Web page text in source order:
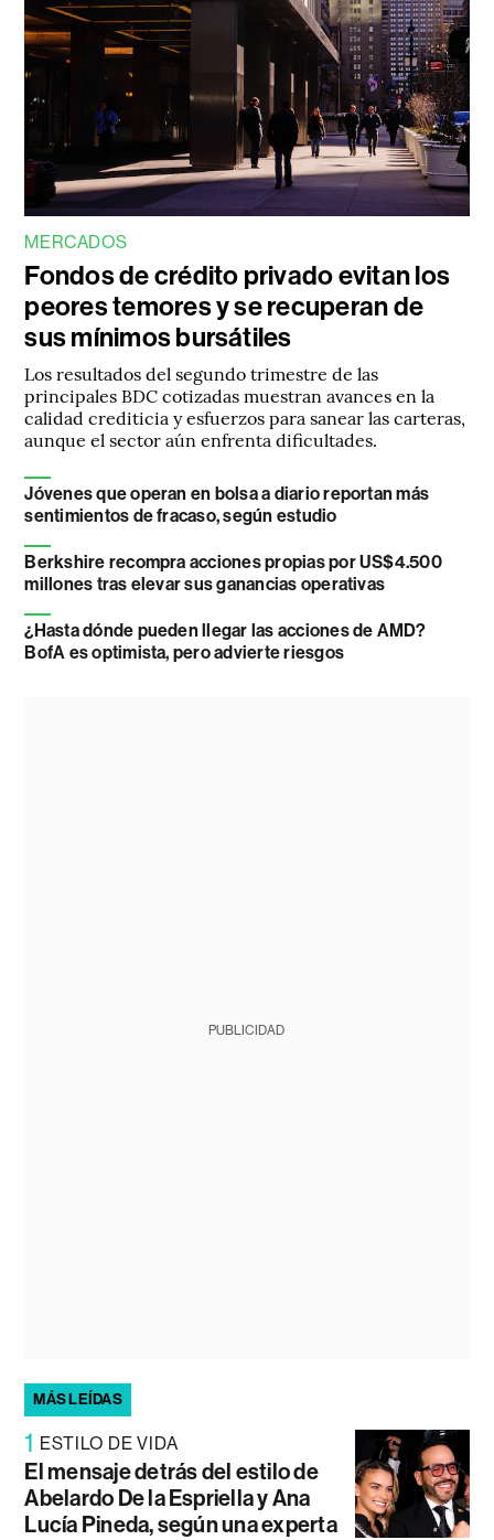
MERCADOS
Fondos de crédito privado evitan los
peores temores y se recuperan de
sus mínimos bursátiles
Los resultados del segundo trimestre de las
principales BDC cotizadas muestran avances en la
calidad crediticia y esfuerzos para sanear las carteras,
aunque el sector aún enfrenta dificultades.
Jóvenes que operan en bolsa a diario reportan más
sentimientos de fracaso, según estudio
Berkshire recompra acciones propias por US$4.500
millones tras elevar sus ganancias operativas
¿Hasta dónde pueden llegar las acciones de AMD?
BofA es optimista, pero advierte riesgos
PUBLICIDAD
MÁS LEÍDAS
1 ESTILO DE VIDA
El mensaje detrás del estilo de
Abelardo De la Espriella y Ana
Lucía Pineda, según una experta